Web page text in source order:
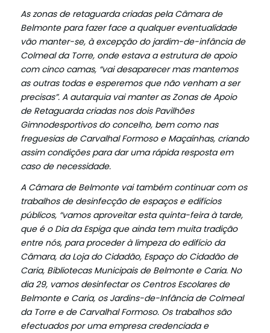
As zonas de retaguarda criadas pela Câmara de
Belmonte para fazer face a qualquer eventualidade
vão manter-se, à excepção do jardim-de-infância de
Colmeal da Torre, onde estava a estrutura de apoio
com cinco camas, “vai desaparecer mas mantemos
as outras todas e esperemos que não venham a ser
precisas”. A autarquia vai manter as Zonas de Apoio
de Retaguarda criadas nos dois Pavilhões
Gimnodesportivos do concelho, bem como nas
freguesias de Carvalhal Formoso e Maçaínhas, criando
assim condições para dar uma rápida resposta em
caso de necessidade.
A Câmara de Belmonte vai também continuar com os
trabalhos de desinfecção de espaços e edifícios
públicos, “vamos aproveitar esta quinta-feira à tarde,
que é o Dia da Espiga que ainda tem muita tradição
entre nós, para proceder à limpeza do edifício da
Câmara, da Loja do Cidadão, Espaço do Cidadão de
Caria, Bibliotecas Municipais de Belmonte e Caria. No
dia 29, vamos desinfectar os Centros Escolares de
Belmonte e Caria, os Jardins-de-Infância de Colmeal
da Torre e de Carvalhal Formoso. Os trabalhos são
efectuados por uma empresa credenciada e